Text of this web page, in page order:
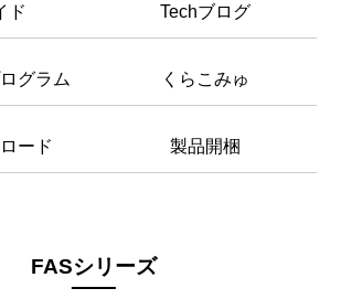
ド Techブログ
グラム くらこみゅ
ード 製品開梱
FASシリーズ